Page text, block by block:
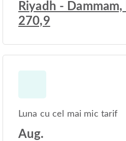
Riyadh - Dammam,
270,9
Luna cu cel mai mic tarif
Aug.